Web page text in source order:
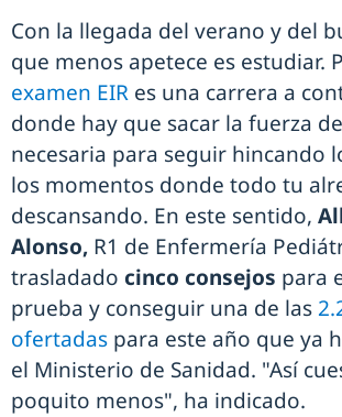
Con la llegada del verano y del
que menos apetece es estudiar.
examen EIR es una carrera a
donde hay que sacar la fuerza
necesaria para seguir hincando
los momentos donde todo tu
descansando. En este sentido,
Alonso, R1 de Enfermería
trasladado cinco consejos para
prueba y conseguir una de las
ofertadas para este año que ya
el Ministerio de Sanidad. "Así
poquito menos", ha indicado.